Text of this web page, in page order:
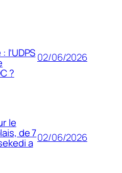
?
02/06/2026
le
de 7
a 02/06/2026